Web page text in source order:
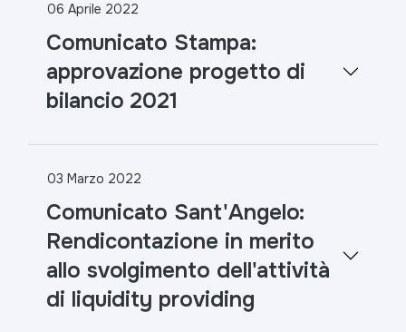
06 Aprile 2022
Comunicato Stampa:
approvazione progetto di
bilancio 2021
03 Marzo 2022
Comunicato Sant'Angelo:
Rendicontazione in merito
allo svolgimento dell'attività
di liquidity providing